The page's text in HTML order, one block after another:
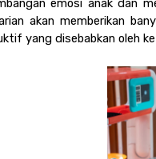
emosi anak dan
akan memberikan
yang disebabkan oleh